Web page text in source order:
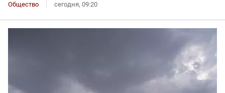
Общество сегодня, 09:20